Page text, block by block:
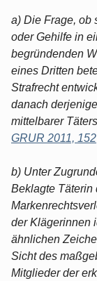
a) Die Frage, ob
oder Gehilfe in
begründenden
eines Dritten
Strafrecht
danach
mittelbarer
GRUR 2011, 152
b) Unter
Beklagte Täterin
der Klägerinnen
ähnlichen
Sicht des
Mitglieder der